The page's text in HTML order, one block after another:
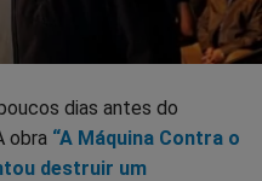
dias antes do
obra “A Máquina Contra o
destruir um